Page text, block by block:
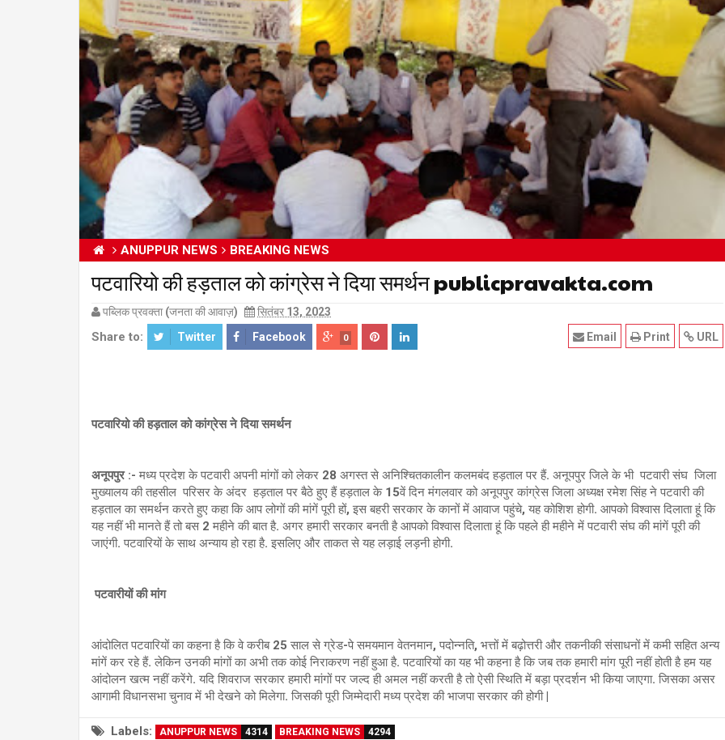
ANUPPUR NEWS BREAKING NEWS
पटवारियो की हड़ताल को कांग्रेस ने दिया समर्थन publicpravakta.com
पब्लिक प्रवक्ता (जनता की आवाज़) सितंबर 13, 2023
Share to: Twitter Facebook 0 URL
Print
Email
पटवारियो की हड़ताल कोकांग्रेस ने दियासमर्थन
अनूपपुर :- मध्य प्रदेश के पटवारी अपनी मांगों को लेकर 28 अगस्त से अनिश्चितकालीन कलमबंद हड़ताल पर हैं. अनूपपुर जिले के भी पटवारी संघ जिला
मुख्यालय की तहसील परिसर के अंदर हड़ताल पर बैठे हुए हैं हड़ताल के 15वें दिन मंगलवार को अनूपपुर कांग्रेस जिला अध्यक्ष रमेश सिंह ने पटवारी की
हड़ताल का समर्थन करते हुए कहा कि आप लोगों की मांगें पूरी हों, इस बहरी सरकार के कानों में आवाज पहुंचे, यह कोश‍िश होगी. आपको विश्वास दिलाता हूं कि
यह नहीं भी मानते हैं तो बस 2 महीने की बात है. अगर हमारी सरकार बनती है आपको विश्वास दिलाता हूं कि पहले ही महीने में पटवारी संघ की मांगें पूरी की
जाएंगी. पटवार‍ियों के साथ अन्याय हो रहा है. इसल‍िए और ताकत से यह लड़ाई लड़नी होगी.
पटवारीयों की मांग
आंदोलित पटवारियों का कहना है कि वे करीब 25 साल से ग्रेड-पे समयमान वेतनमान, पदोन्नति, भत्तों में बढ़ोत्तरी और तकनीकी संसाधनों में कमी सहित अन्य
मांगें कर रहे हैं. लेकिन उनकी मांगों का अभी तक कोई निराकरण नहीं हुआ है. पटवारियों का यह भी कहना है कि जब तक हमारी मांग पूरी नहीं होती है हम यह
आंदोलन खत्म नहीं करेंगे. यदि शिवराज सरकार हमारी मांगों पर जल्द ही अमल नहीं करती है तो ऐसी स्थिति में बड़ा प्रदर्शन भी किया जाएगा. जिसका असर
आगामी विधानसभा चुनाव में भी देखने को मिलेगा. जिसकी पूरी जिम्मेदारी मध्य प्रदेश की भाजपा सरकार की होगी |
Labels: ANUPPUR NEWS 4314 BREAKING NEWS 4294